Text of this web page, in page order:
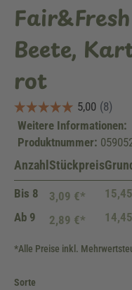
Beete,
rot
Weitere Informationen:
Produktnummer:
Anzahl Stückpreis
Bis 8 3,09 €*
Ab 9 2,89 €*
*Alle Preise inkl.
Sorte